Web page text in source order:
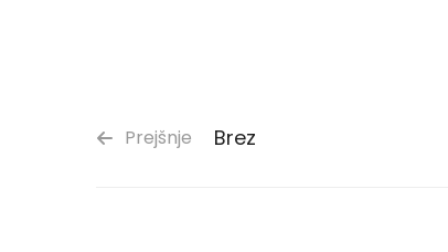
Prejšnje Brez